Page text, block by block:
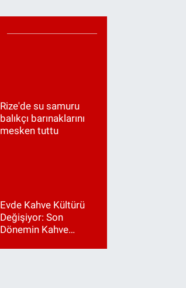
Rize'de su samuru
balıkçı barınaklarını
mesken tuttu
Evde Kahve Kültürü
Değişiyor: Son
Dönemin Kahve